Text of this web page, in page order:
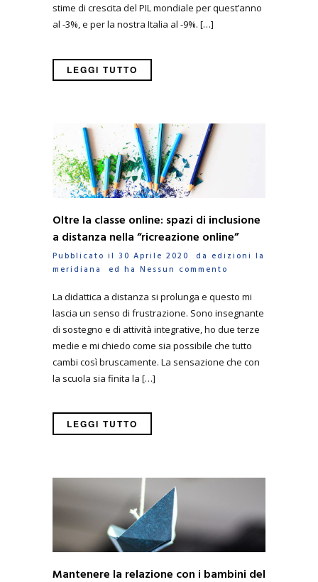
stime di crescita del PIL mondiale per quest’anno
al -3%, e per la nostra Italia al -9%. […]
LEGGI TUTTO
Oltre la classe online: spazi di inclusione
a distanza nella “ricreazione online”
Pubblicato il 30 Aprile 2020 da edizioni la
meridiana
ed ha Nessun commento
La didattica a distanza si prolunga e questo mi
lascia un senso di frustrazione. Sono insegnante
di sostegno e di attività integrative, ho due terze
medie e mi chiedo come sia possibile che tutto
cambi così bruscamente. La sensazione che con
la scuola sia finita la […]
LEGGI TUTTO
Mantenere la relazione con i bambini del